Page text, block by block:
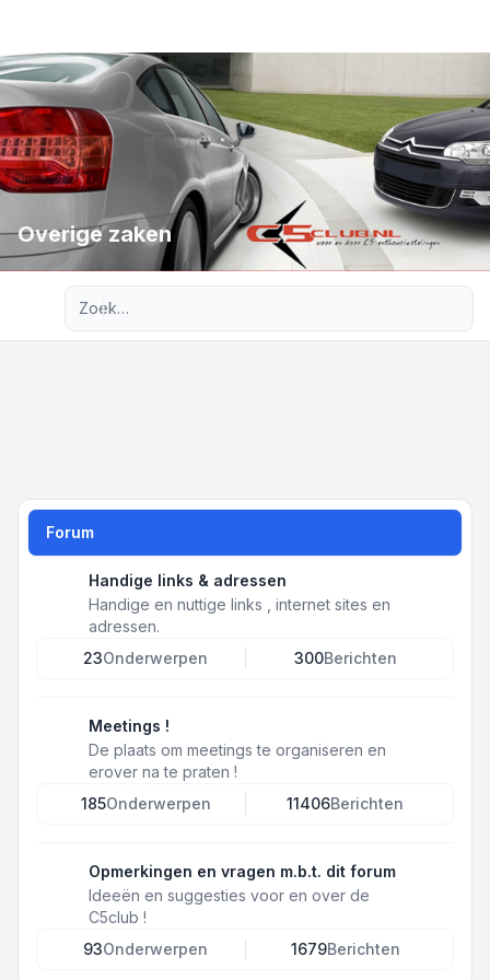
Overige zaken
Forum
Handige links & adressen
Handige en nuttige links , internet sites en
adressen.
23Onderwerpen 300Berichten
Meetings !
De plaats om meetings te organiseren en
erover na te praten !
185Onderwerpen 11406Berichten
Opmerkingen en vragen m.b.t. dit forum
Ideeën en suggesties voor en over de
C5club !
93Onderwerpen 1679Berichten